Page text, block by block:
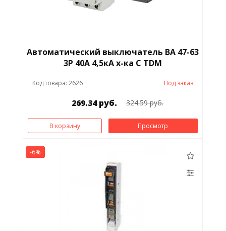
Хомут
Частотный
Шина Шнур
Штанга оперативная
Автоматический выключатель ВА 47-63
3Р 40А 4,5кА х-ка С TDM
Код товара: 2626 Под заказ
269.34 руб. 324.59 руб.
В корзину Просмотр
-6%